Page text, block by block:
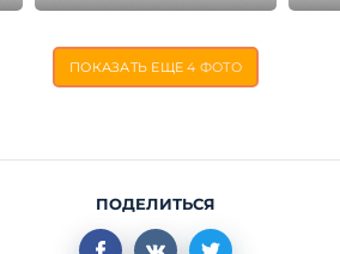
ПОКАЗАТЬ ЕЩЕ4 ФОТО
ПОДЕЛИТЬСЯ